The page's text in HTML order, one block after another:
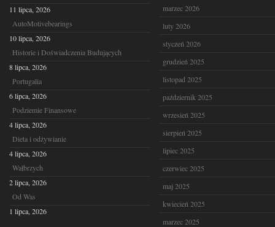
11 lipca, 2026
AutoMotivebearings
10 lipca, 2026
Historie i Doświadczenia Budujących
8 lipca, 2026
Portugalia
6 lipca, 2026
Podziemie Finansowe
4 lipca, 2026
Dieta i odżywianie
4 lipca, 2026
Wałbrzych
2 lipca, 2026
Od Was
1 lipca, 2026
marzec 2026
luty 2026
styczeń 2026
grudzień 2025
listopad 2025
październik 2025
wrzesień 2025
sierpień 2025
lipiec 2025
czerwiec 2025
maj 2025
kwiecień 2025
marzec 2025